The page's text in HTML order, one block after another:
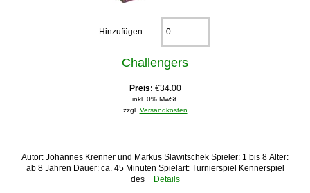
Hinzufügen:
Challengers
Preis: €34.00
inkl. 0% MwSt.
zzgl. Versandkosten
Autor: Johannes Krenner und Markus Slawitschek Spieler: 1 bis 8 Alter:
ab 8 Jahren Dauer: ca. 45 Minuten Spielart: Turnierspiel Kennerspiel
des
Details